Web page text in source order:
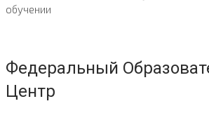
обучении
Федеральный
Центр